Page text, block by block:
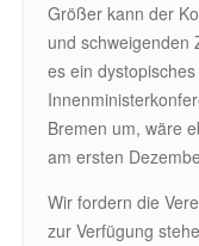
Größer kann der
und schweigenden
es ein
Bremen um, wäre
am ersten
Wir fordern die
zur Verfügung